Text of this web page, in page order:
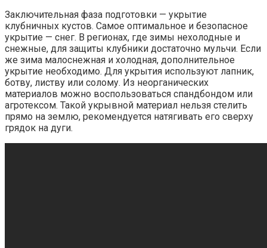
Заключительная фаза подготовки — укрытие
клубничных кустов. Самое оптимальное и безопасное
укрытие — снег. В регионах, где зимы нехолодные и
снежные, для защиты клубники достаточно мульчи. Если
же зима малоснежная и холодная, дополнительное
укрытие необходимо. Для укрытия используют лапник,
ботву, листву или солому. Из неорганических
материалов можно воспользоваться спандбондом или
агротексом. Такой укрывной материал нельзя стелить
прямо на землю, рекомендуется натягивать его сверху
грядок на дуги.